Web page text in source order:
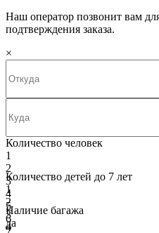
Наш оператор позвонит вам
подтверждения заказа.
×
Количество человек
1
2
3
4
5
6
Количество детей до 7 лет
1
2
3
4
Наличие багажа
да